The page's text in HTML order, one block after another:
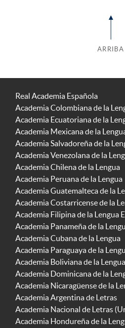
ARRIBA
Real Academia Española
Academia Colombiana de la
Academia Ecuatoriana de la
Academia Mexicana de la
Academia Salvadoreña de la
Academia Venezolana de la
Academia Chilena de la Lengua
Academia Peruana de la Lengua
Academia Guatemalteca de la
Academia Costarricense de la
Academia Filipina de la Lengua
Academia Panameña de la
Academia Cubana de la Lengua
Academia Paraguaya de la
Academia Boliviana de la Lengua
Academia Dominicana de la
Academia Nicaragüense de la
Academia Argentina de Letras
Academia Nacional de Letras
Academia Hondureña de la